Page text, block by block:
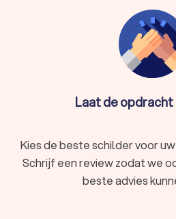
Laat de
Kies de beste schilder voor
Schrijf een review zodat we
beste advies